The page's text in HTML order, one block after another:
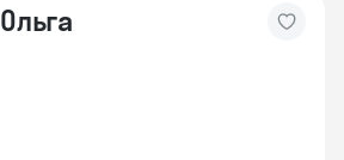
Ольга